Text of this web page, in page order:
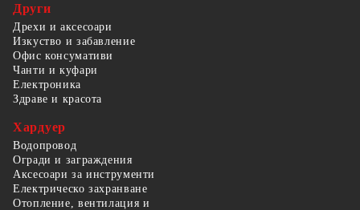
Други
Дрехи и аксесоари
Изкуство и забавление
Офис консумативи
Чанти и куфари
Електроника
Здраве и красота
Хардуер
Водопровод
Огради и заграждения
Аксесоари за инструменти
Електрическо захранване
Отопление, вентилация и